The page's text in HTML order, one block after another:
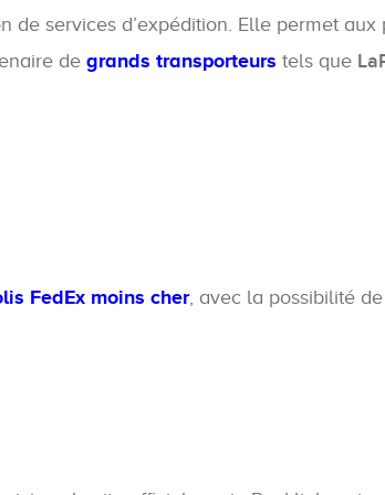
services d’expédition. Elle permet
de grands transporteurs tels que
FedEx moins cher, avec la possibilité